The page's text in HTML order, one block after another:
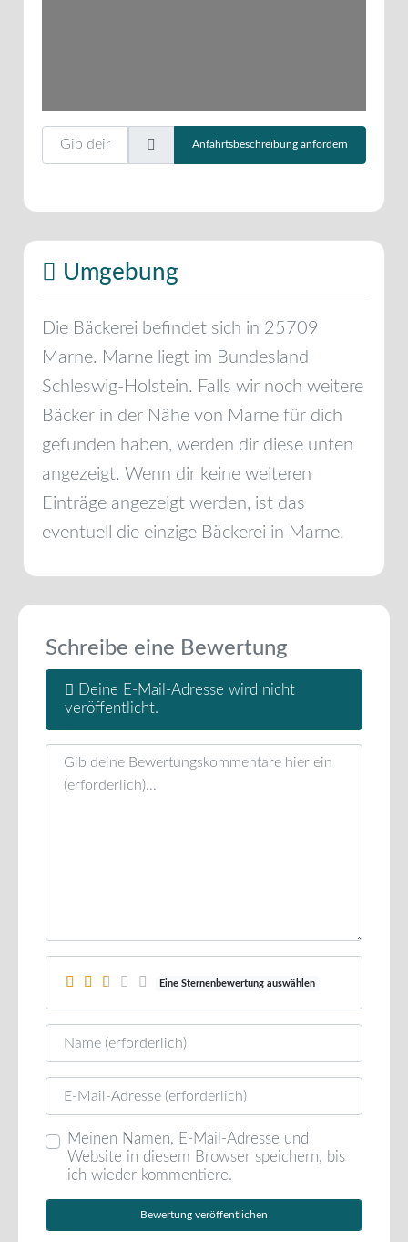
Gib deinen Standort ein.
Anfahrtsbeschreibung anfordern
Umgebung
Die Bäckerei befindet sich in 25709
Marne. Marne liegt im Bundesland
Schleswig-Holstein. Falls wir noch weitere
Bäcker in der Nähe von Marne für dich
gefunden haben, werden dir diese unten
angezeigt. Wenn dir keine weiteren
Einträge angezeigt werden, ist das
eventuell die einzige Bäckerei in Marne.
Schreibe eine Bewertung
Deine E-Mail-Adresse wird nicht
veröffentlicht.
Rezensionstext
Eine Sternenbewertung auswählen
Name
E-Mail
Meinen Namen, E-Mail-Adresse und
Website in diesem Browser speichern, bis
ich wieder kommentiere.